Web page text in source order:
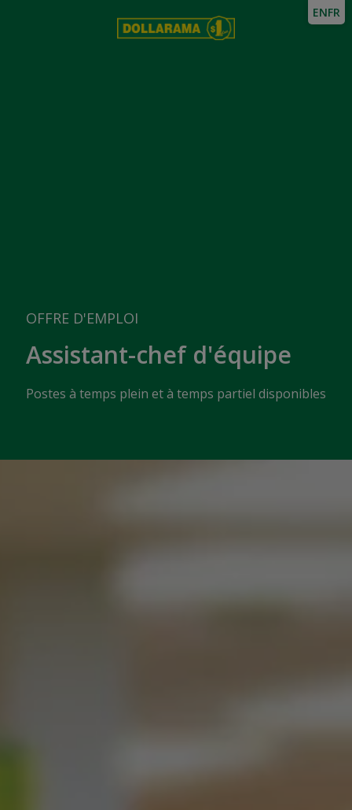
OFFRE D'EMPLOI
Assistant-chef d'équipe
Postes à temps plein et à temps partiel disponibles
ENFR